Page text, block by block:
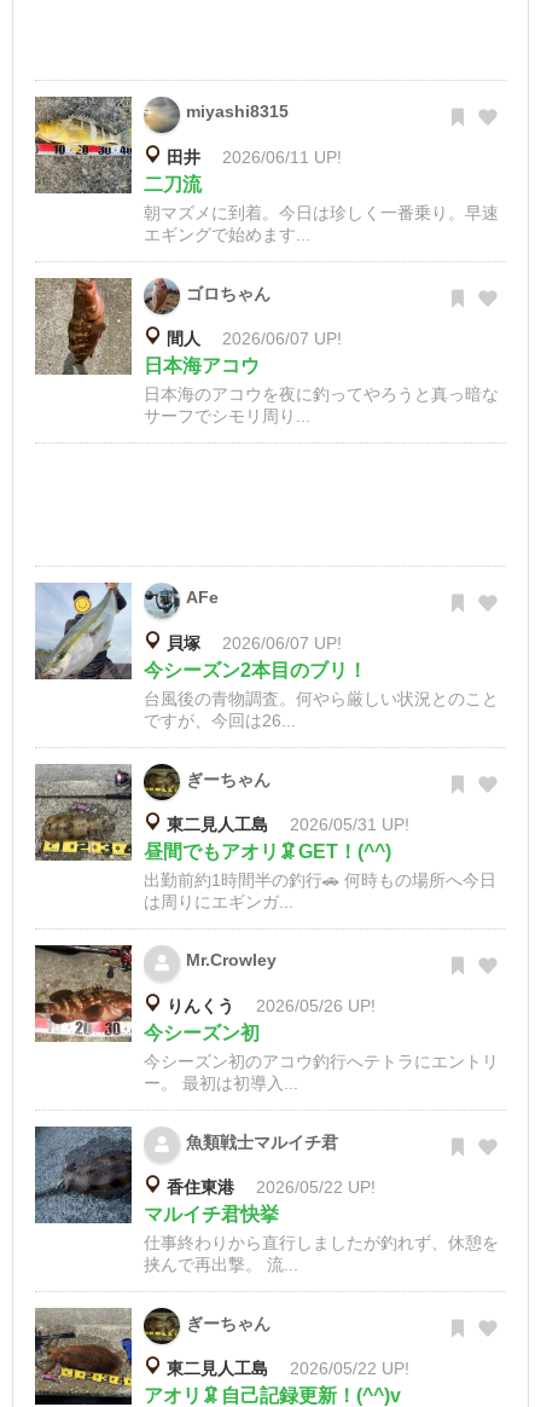
miyashi8315
田井 2026/06/11 UP!
二刀流
朝マズメに到着。今日は珍しく一番乗り。早速
エギングで始めます...
ゴロちゃん
間人 2026/06/07 UP!
日本海アコウ
日本海のアコウを夜に釣ってやろうと真っ暗な
サーフでシモリ周り...
AFe
貝塚 2026/06/07 UP!
今シーズン2本目のブリ！
台風後の青物調査。何やら厳しい状況とのこと
ですが、今回は26...
ぎーちゃん
東二見人工島 2026/05/31 UP!
昼間でもアオリ🦑GET！(^^)
出勤前約1時間半の釣行🚗 何時もの場所へ今日
は周りにエギンガ...
Mr.Crowley
りんくう 2026/05/26 UP!
今シーズン初
今シーズン初のアコウ釣行へテトラにエントリ
ー。 最初は初導入...
魚類戦士マルイチ君
香住東港 2026/05/22 UP!
マルイチ君快挙
仕事終わりから直行しましたが釣れず、休憩を
挟んで再出撃。 流...
ぎーちゃん
東二見人工島 2026/05/22 UP!
アオリ🦑自己記録更新！(^^)v